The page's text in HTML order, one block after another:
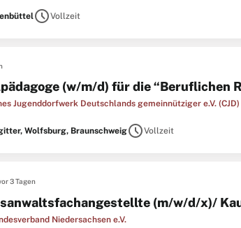
scheduleVollzeit
(w/m/d) für die “Beruflichen
Jugenddorfwerk Deutschlands gemeinnütziger e.V. (CJD)
Wolfsburg, BraunschweigscheduleVollzeit
3 Tagen
(m/w/d/x)/
Niedersachsen e.V.